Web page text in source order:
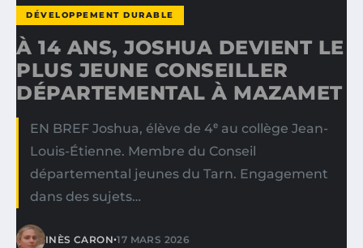
DÉVELOPPEMENT DURABLE
À 14 ANS, JOSHUA DEVIENT LE
PLUS JEUNE CONSEILLER
DÉPARTEMENTAL À MAZAMET
EN BREF Joshua, élève de 4ᵉ au collège Jean-
Louis-Étienne. Membre du Conseil
départemental jeunes du Tarn. Engagement
dans des sujets…
INÈS CARON•17 MARS 2026